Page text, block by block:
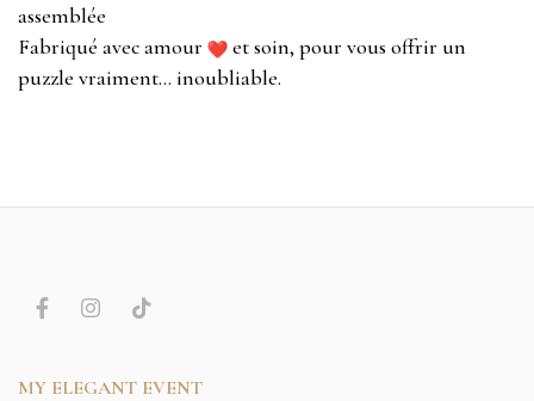
assemblée
Fabriqué avec amour
et soin, pour vous offrir un
puzzle vraiment… inoubliable.
MY ELEGANT EVENT